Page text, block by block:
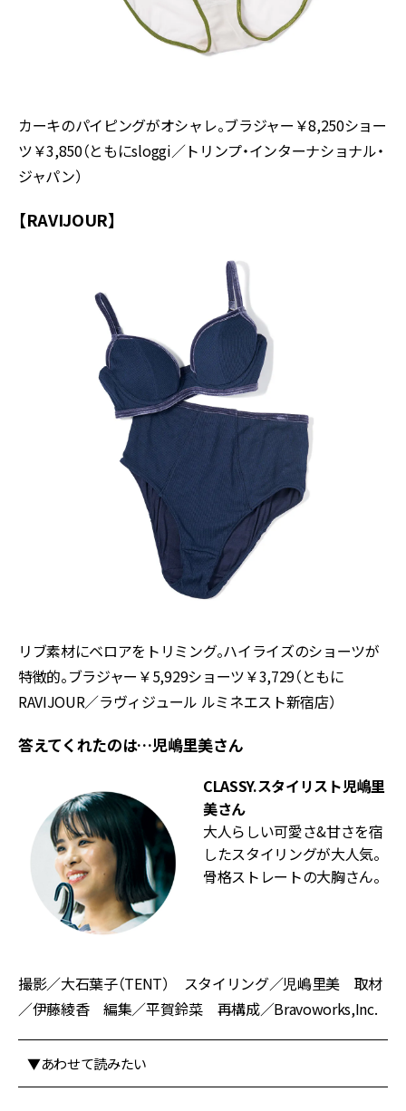
カーキのパイピングがオシャレ。ブラジャー￥8,250ショー
ツ￥3,850（ともにsloggi／トリンプ・インターナショナル・
ジャパン）
【RAVIJOUR】
リブ素材にベロアをトリミング。ハイライズのショーツが
特徴的。ブラジャー￥5,929ショーツ￥3,729（ともに
RAVIJOUR／ラヴィジュール ルミネエスト新宿店）
答えてくれたのは…児嶋里美さん
CLASSY.スタイリスト児嶋里
美さん
大人らしい可愛さ&甘さを宿
したスタイリングが大人気。
骨格ストレートの大胸さん。
撮影／大石葉子（TENT） スタイリング／児嶋里美 取材️
／伊藤綾香 編集／平賀鈴菜 再構成／Bravoworks,Inc.
▼あわせて読みたい